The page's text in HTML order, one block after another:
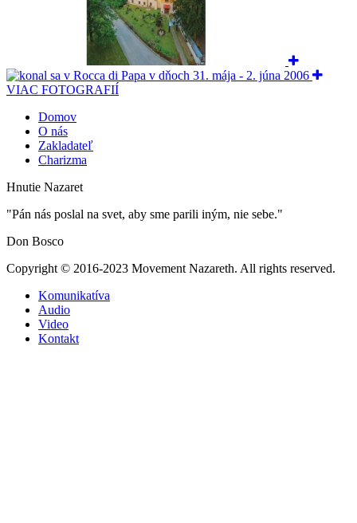
VIAC FOTOGRAFIÍ
Domov
O nás
Zakladateľ
Charizma
Hnutie Nazaret
"Pán nás poslal na svet, aby sme parili iným, nie sebe."
Don Bosco
Copyright © 2016-2023 Movement Nazareth. All rights reserved.
Komunikatíva
Audio
Video
Kontakt